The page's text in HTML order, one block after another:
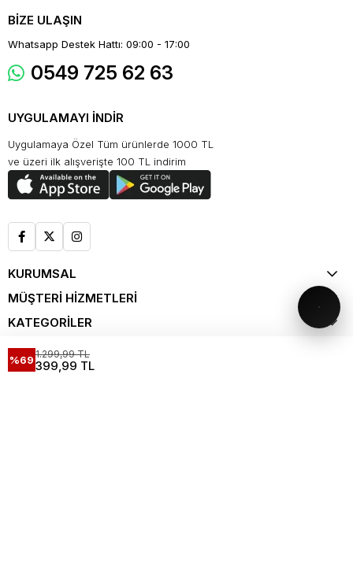
BİZE ULAŞIN
Whatsapp Destek Hattı: 09:00 - 17:00
0549 725 62 63
UYGULAMAYI İNDİR
Uygulamaya Özel Tüm ürünlerde 1000 TL
ve üzeri ilk alışverişte 100 TL indirim
KURUMSAL
MÜŞTERİ HİZMETLERİ
KATEGORİLER
ALIŞVERİŞ
KATALOG
%69 1.299,99 TL
399,99 TL